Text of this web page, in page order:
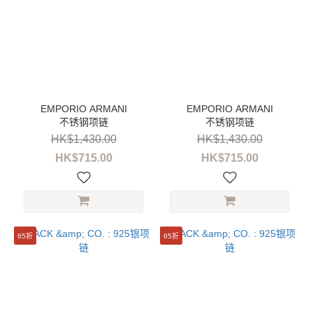
男
EMPORIO
ARMANI
(2)
不锈钢项链
HK$715.00
HK$1,430.00
不锈钢项链
HK$715.00
HK$1,430.00
65折 65折